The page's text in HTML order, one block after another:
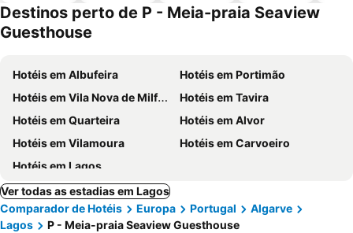
Destinos perto de P - Meia-praia Seaview
Guesthouse
Hotéis em Albufeira
Hotéis em Portimão
Hotéis em Vila Nova de Milfontes
Hotéis em Tavira
Hotéis em Quarteira
Hotéis em Alvor
Hotéis em Vilamoura
Hotéis em Carvoeiro
Hotéis em Lagos
Ver todas as estadias em Lagos
Comparador de Hotéis
Europa Portugal
Algarve
Lagos
P - Meia-praia Seaview Guesthouse